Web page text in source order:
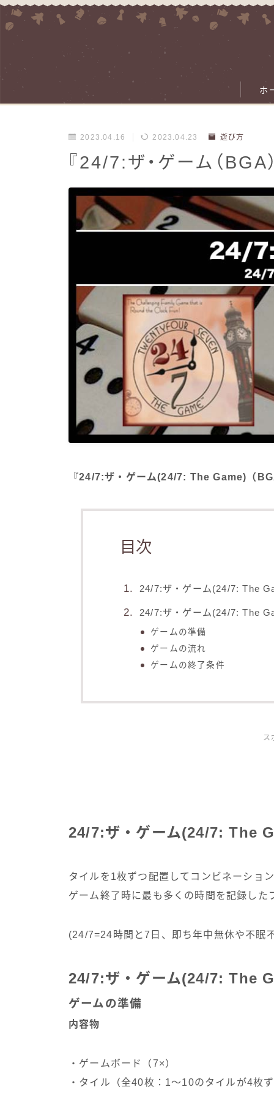
ホ
2023.04.16 2023.04.23 遊び方
『24/7:ザ・ゲーム（BGA
『24/7:ザ・ゲーム(24/7: The Game)（
目次
24/7:ザ・ゲーム(24/7: The
24/7:ザ・ゲーム(24/7: The
ゲームの準備
ゲームの流れ
ゲームの終了条件
ス
24/7:ザ・ゲーム(24/7: The
タイルを1枚ずつ配置してコンビネーショ
ゲーム終了時に最も多くの時間を記録した
(24/7=24時間と7日、即ち年中無休や不眠
24/7:ザ・ゲーム(24/7: The
ゲームの準備
内容物
・ゲームボード（7×）
・タイル（全40枚：1〜10のタイルが4枚